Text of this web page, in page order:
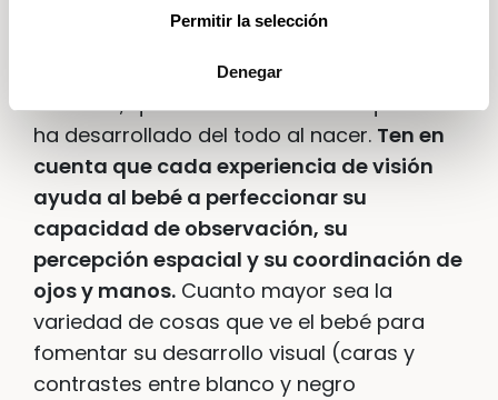
Permitir la selección
Denegar
Hay muchas maneras de estimular la vista
del bebé, que es el único sentido que no se
ha desarrollado del todo al nacer. Ten en
cuenta que cada experiencia de visión
ayuda al bebé a perfeccionar su
capacidad de observación, su
percepción espacial y su coordinación de
ojos y manos. Cuanto mayor sea la
variedad de cosas que ve el bebé para
fomentar su desarrollo visual (caras y
contrastes entre blanco y negro